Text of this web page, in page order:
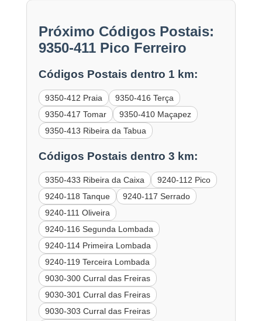
Próximo Códigos Postais:
9350-411 Pico Ferreiro
Códigos Postais dentro 1 km:
9350-412 Praia
9350-416 Terça
9350-417 Tomar
9350-410 Maçapez
9350-413 Ribeira da Tabua
Códigos Postais dentro 3 km:
9350-433 Ribeira da Caixa
9240-112 Pico
9240-118 Tanque
9240-117 Serrado
9240-111 Oliveira
9240-116 Segunda Lombada
9240-114 Primeira Lombada
9240-119 Terceira Lombada
9030-300 Curral das Freiras
9030-301 Curral das Freiras
9030-303 Curral das Freiras